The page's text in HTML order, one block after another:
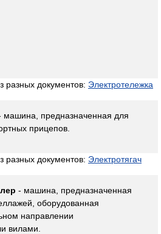
разных документов: Электротележка
машина, предназначенная для
прицепов.
разных документов: Электротягач
- машина, предназначенная
оборудованная
направлении
вилами.